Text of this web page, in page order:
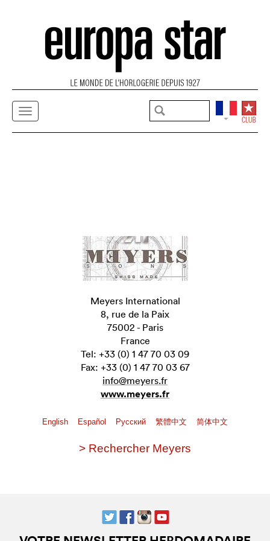
Meyers International
8, rue de la Paix
75002 - Paris
France
Tel: +33 (0) 1 47 70 03 09
Fax: +33 (0) 1 47 70 03 67
info@meyers.fr
www.meyers.fr
English Español Pусский 繁體中文 简体中文
> Rechercher Meyers